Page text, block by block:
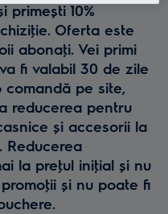
primești 10%
Oferta este
abonaţi. Vei primi
fi valabil 30 de zile
pe site,
reducerea pentru
și accesorii la
Reducerea
la preţul iniţial și nu
și nu poate fi